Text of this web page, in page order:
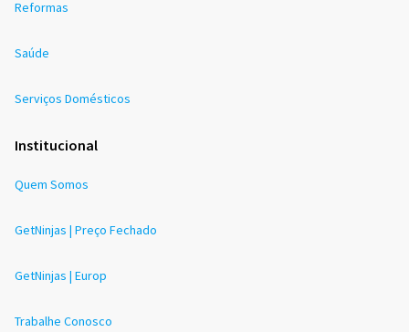
Reformas
Saúde
Serviços Domésticos
Institucional
Quem Somos
GetNinjas | Preço Fechado
GetNinjas | Europ
Trabalhe Conosco